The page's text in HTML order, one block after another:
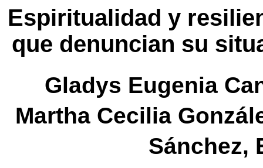
Espiritualidad y
que denuncian su
Gladys Eugenia
Martha Cecilia
Sánchez,